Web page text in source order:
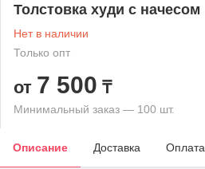
Толстовка худи с начесом
Нет в наличии
Только опт
от 7 500 ₸
Минимальный заказ — 100 шт.
Описание Доставка Оплата